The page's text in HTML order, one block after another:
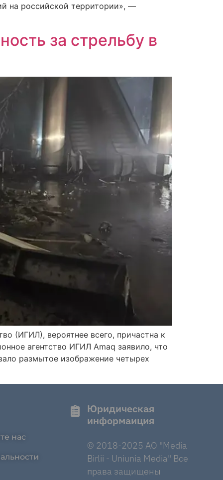
на российской территории», —
за стрельбу в
(ИГИЛ), вероятнее всего, причастна к
агентство ИГИЛ Amaq заявило, что
размытое изображение четырех
нас
Юридическая
информаиция
© 2018-2025 AO "Media
Birlii - Uniunia Media" Все
права защищены